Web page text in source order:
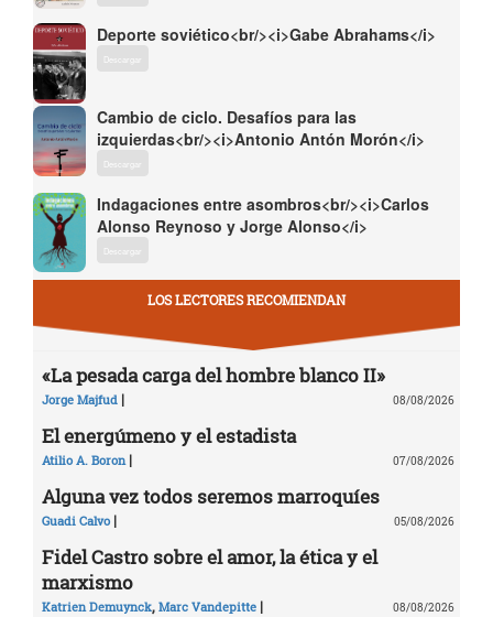
Deporte soviético<br/><i>Gabe Abrahams</i>
Descargar
Cambio de ciclo. Desafíos para las
izquierdas<br/><i>Antonio Antón Morón</i>
Descargar
Indagaciones entre asombros<br/><i>Carlos
Alonso Reynoso y Jorge Alonso</i>
Descargar
LOS LECTORES RECOMIENDAN
«La pesada carga del hombre blanco II»
Jorge Majfud | 08/08/2026
El energúmeno y el estadista
Atilio A. Boron| 07/08/2026
Alguna vez todos seremos marroquíes
Guadi Calvo | 05/08/2026
Fidel Castro sobre el amor, la ética y el
marxismo
Katrien Demuynck, Marc Vandepitte | 08/08/2026